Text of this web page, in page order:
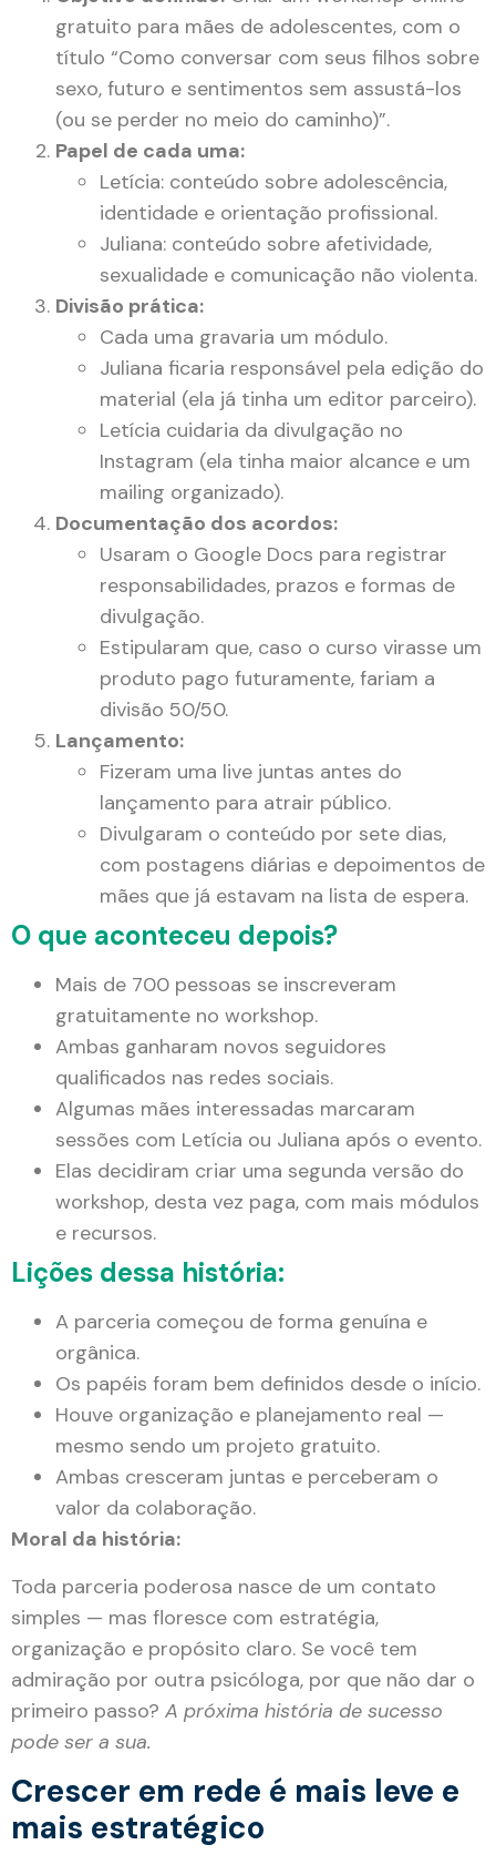
gratuito para mães de adolescentes, com o
título “Como conversar com seus filhos sobre
sexo, futuro e sentimentos sem assustá-los
(ou se perder no meio do caminho)”.
Papel de cada uma:
Letícia: conteúdo sobre adolescência,
identidade e orientação profissional.
Juliana: conteúdo sobre afetividade,
sexualidade e comunicação não violenta.
Divisão prática:
Cada uma gravaria um módulo.
Juliana ficaria responsável pela edição do
material (ela já tinha um editor parceiro).
Letícia cuidaria da divulgação no
Instagram (ela tinha maior alcance e um
mailing organizado).
Documentação dos acordos:
Usaram o Google Docs para registrar
responsabilidades, prazos e formas de
divulgação.
Estipularam que, caso o curso virasse um
produto pago futuramente, fariam a
divisão 50/50.
Lançamento:
Fizeram uma live juntas antes do
lançamento para atrair público.
Divulgaram o conteúdo por sete dias,
com postagens diárias e depoimentos de
mães que já estavam na lista de espera.
O que aconteceu depois?
Mais de 700 pessoas se inscreveram
gratuitamente no workshop.
Ambas ganharam novos seguidores
qualificados nas redes sociais.
Algumas mães interessadas marcaram
sessões com Letícia ou Juliana após o evento.
Elas decidiram criar uma segunda versão do
workshop, desta vez paga, com mais módulos
e recursos.
Lições dessa história:
A parceria começou de forma genuína e
orgânica.
Os papéis foram bem definidos desde o início.
Houve organização e planejamento real —
mesmo sendo um projeto gratuito.
Ambas cresceram juntas e perceberam o
valor da colaboração.
Moral da história:
Toda parceria poderosa nasce de um contato
simples — mas floresce com estratégia,
organização e propósito claro. Se você tem
admiração por outra psicóloga, por que não dar o
primeiro passo? A próxima história de sucesso
pode ser a sua.
Crescer em rede é mais leve e
mais estratégico